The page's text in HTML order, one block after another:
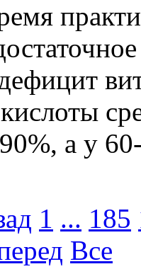
а у
1 ... 185
Все